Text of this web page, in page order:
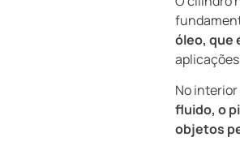
óleo, que
No
fluido, o
objetos